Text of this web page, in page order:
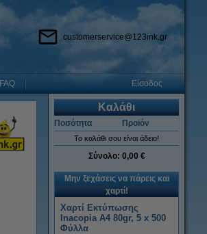
customerservice@123ink.gr
FAQ Είσοδος
Καλάθι
Ποσότητα Προϊόν
Το καλάθι σου είναι άδειο!
Σύνολο: 0,00 €
Μην ξεχάσεις να πάρεις και
χαρτί!
Χαρτί Εκτύπωσης
Inacopia Α4 80gr, 5 x 500
Φύλλα